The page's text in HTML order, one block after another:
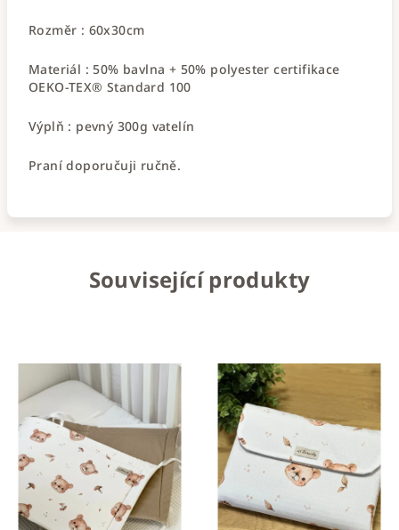
Rozměr : 60x30cm
Materiál : 50% bavlna + 50% polyester certifikace
OEKO-TEX® Standard 100
Výplň : pevný 300g vatelín
Praní doporučuji ručně.
Související produkty